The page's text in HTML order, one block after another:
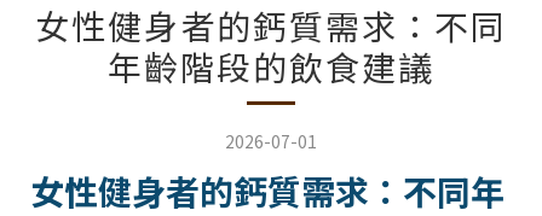
女性健身者的鈣質需求：不同
年齡階段的飲食建議
2026-07-01
女性健身者的鈣質需求：不同年